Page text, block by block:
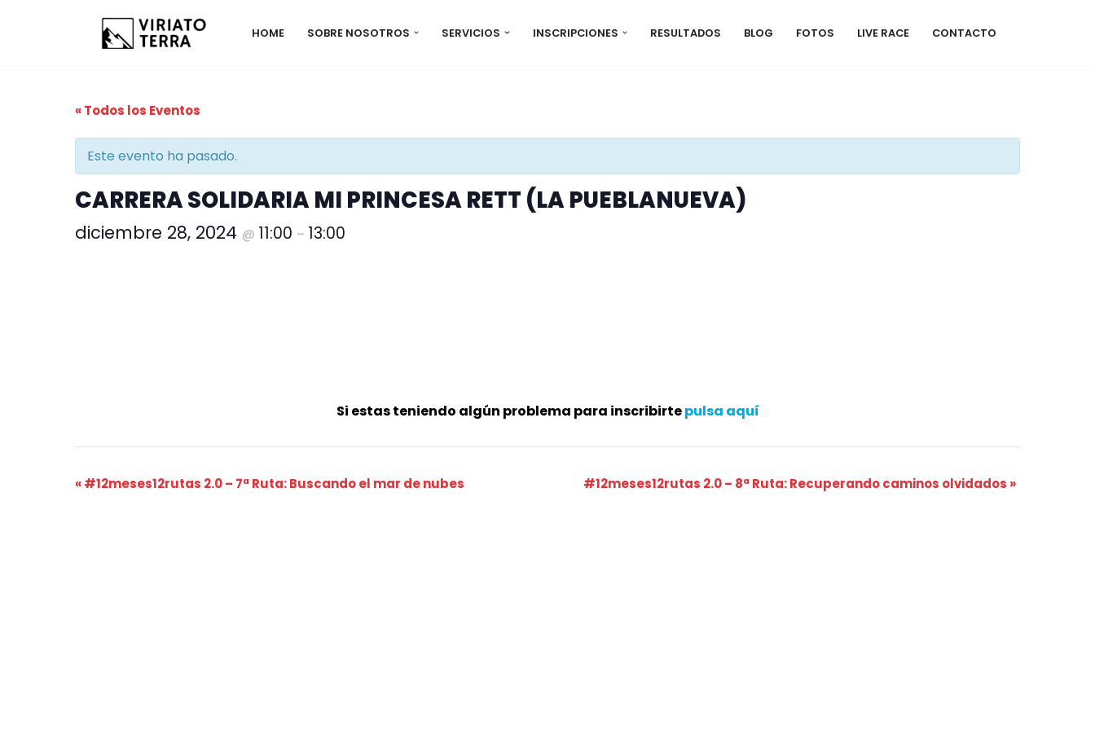
HOME SOBRE NOSOTROS SERVICIOS INSCRIPCIONES RESULTADOS BLOG FOTOS LIVE RACE CONTACTO
« Todos los Eventos
Este evento ha pasado.
CARRERA SOLIDARIA MI PRINCESA RETT (LA PUEBLANUEVA)
diciembre 28, 2024 @ 11:00 – 13:00
Si estas teniendo algún problema para inscribirtepulsa aquí
Navegación
«#12meses12rutas 2.0 – 7ª Ruta: Buscando el mar de nubes #12meses12rutas 2.0 – 8ª Ruta: Recuperando caminos olvidados »